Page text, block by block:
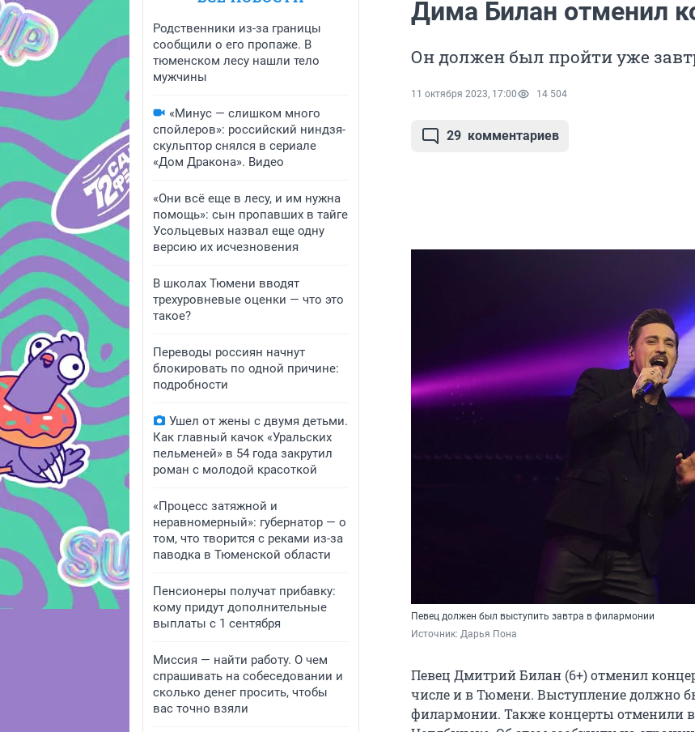
Родственники из-за границы
сообщили о его пропаже. В
тюменском лесу нашли тело
мужчины
«Минус — слишком много
спойлеров»: российский ниндзя-
скульптор снялся в сериале
«Дом Дракона». Видео
«Они всё еще в лесу, и им нужна
помощь»: сын пропавших в тайге
Усольцевых назвал еще одну
версию их исчезновения
В школах Тюмени вводят
трехуровневые оценки — что это
такое?
Переводы россиян начнут
блокировать по одной причине:
подробности
Ушел от жены с двумя детьми.
Как главный качок «Уральских
пельменей» в 54 года закрутил
роман с молодой красоткой
«Процесс затяжной и
неравномерный»: губернатор — о
том, что творится с реками из-за
паводка в Тюменской области
Пенсионеры получат прибавку:
кому придут дополнительные
выплаты с 1 сентября
Миссия — найти работу. О чем
спрашивать на собеседовании и
сколько денег просить, чтобы
вас точно взяли
Дима Билан отменил
Он должен был пройти уже
11 октября 2023, 17:00 14 504
29 комментариев
Певец должен был выступить завтра в филармонии
Источник: Дарья Пона
Певец Дмитрий Билан (6+) отменил
числе и в Тюмени. Выступление должно
филармонии. Также концерты отменили